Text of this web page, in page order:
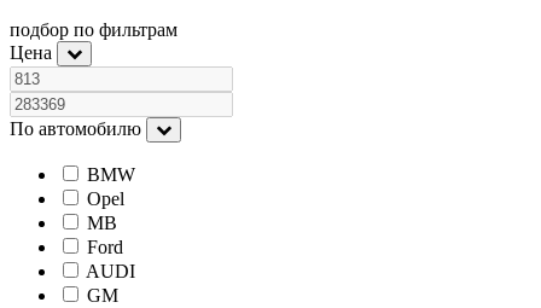
подбор по фильтрам
Цена
По автомобилю
BMW
Opel
MB
Ford
AUDI
GM